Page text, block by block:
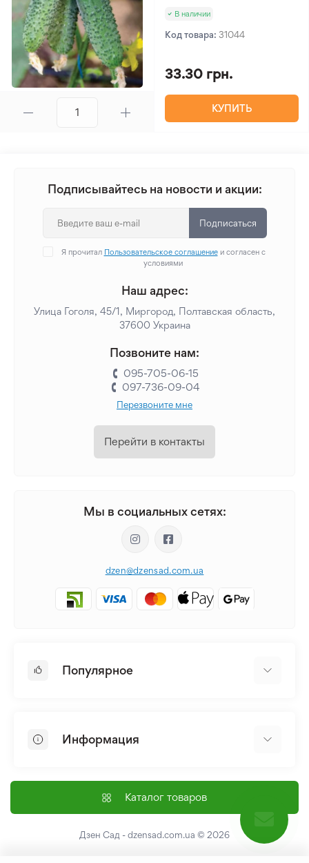
В наличии
Код товара: 31044
33.30 грн.
КУПИТЬ
Подписывайтесь на новости и акции:
Подписаться
Я прочитал Пользовательское соглашениеи согласен с
условиями
Наш адрес:
Улица Гоголя, 45/1, Миргород, Полтавская область,
37600 Украина
Позвоните нам:
095-705-06-15
097-736-09-04
Перезвоните мне
Перейти в контакты
Мы в социальных сетях:
dzen@dzensad.com.ua
Популярное
Лилия
Семена
Информация
Доставка и оплата
Контакты
Каталог товаров
Дзен Сад - dzensad.com.ua © 2026